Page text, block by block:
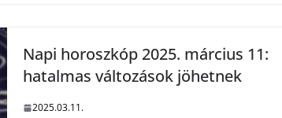
Napi horoszkóp 2025. március 11:
hatalmas változások jöhetnek
2025.03.11.